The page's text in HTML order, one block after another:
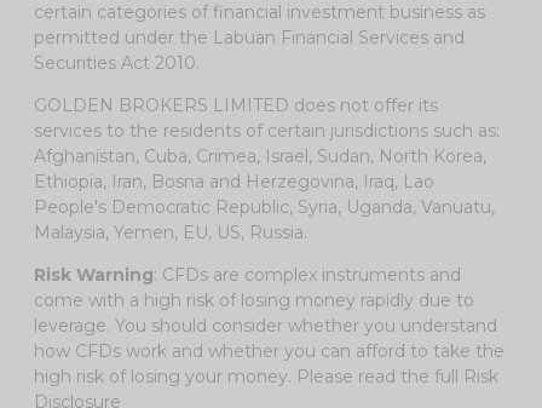
certain categories of financial investment business as
permitted under the Labuan Financial Services and
Securities Act 2010.
GOLDEN BROKERS LIMITED does not offer its
services to the residents of certain jurisdictions such as:
Afghanistan, Cuba, Crimea, Israel, Sudan, North Korea,
Ethiopia, Iran, Bosna and Herzegovina, Iraq, Lao
People's Democratic Republic, Syria, Uganda, Vanuatu,
Malaysia, Yemen, EU, US, Russia.
Risk Warning: CFDs are complex instruments and
come with a high risk of losing money rapidly due to
leverage. You should consider whether you understand
how CFDs work and whether you can afford to take the
high risk of losing your money. Please read the full Risk
Disclosure